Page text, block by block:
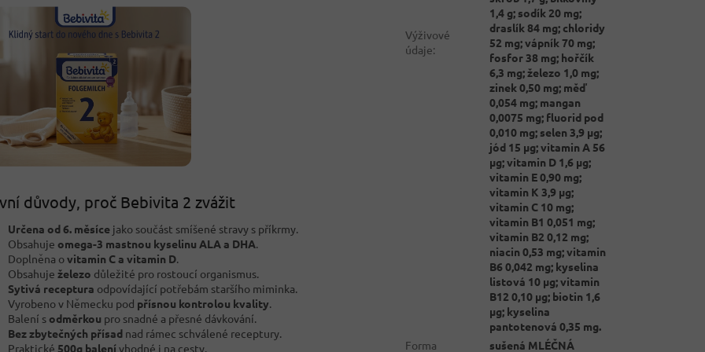
důvody, proč Bebivita 2 zvážit
Určena od 6. měsíce jako součást smíšené stravy s příkrmy.
Obsahuje omega-3 mastnou kyselinu ALA a DHA.
Doplněna ovitamin C a vitamin D.
Obsahuje železo důležité pro rostoucí organismus.
Sytivá receptura odpovídající potřebám staršího miminka.
Vyrobeno v Německu pod přísnou kontrolou kvality.
Balení s odměrkou pro snadné a přesné dávkování.
Bez zbytečných přísad nad rámec schválené receptury.
Praktické 500g balení vhodné i na cesty.
Výživové
údaje:
1,4 g; sodík 20 mg;
draslík 84 mg; chloridy
52 mg; vápník 70 mg;
fosfor 38 mg; hořčík
6,3 mg; železo 1,0 mg;
zinek 0,50 mg; měď
0,054 mg; mangan
0,0075 mg; fluorid pod
0,010 mg; selen 3,9 µg;
jód 15 µg; vitamin A 56
µg; vitamin D 1,6 µg;
vitamin E 0,90 mg;
vitamin K 3,9 µg;
vitamin C 10 mg;
vitamin B1 0,051 mg;
vitamin B2 0,12 mg;
niacin 0,53 mg; vitamin
B6 0,042 mg; kyselina
listová 10 µg; vitamin
B12 0,10 µg; biotin 1,6
µg; kyselina
pantotenová 0,35 mg.
Forma
sušená MLÉČNÁ